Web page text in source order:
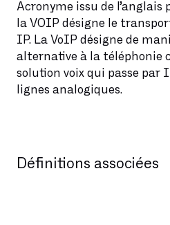
Acronyme issu de l’anglais
la VOIP désigne le
IP. La VoIP désigne de
alternative à la téléphonie
solution voix qui passe par
lignes analogiques.
Définitions associées